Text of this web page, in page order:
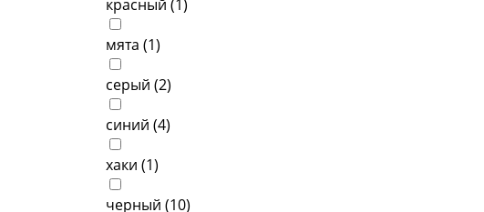
красный (1)
мята (1)
серый (2)
синий (4)
хаки (1)
черный (10)